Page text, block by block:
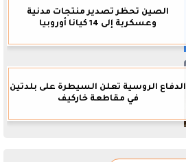
الصين تحظر تصدير منتجات مدنية
وعسكرية إلى 14 كيانا أوروبيا
الدفاع الروسية تعلن السيطرة على بلدتين
في مقاطعة خاركيف